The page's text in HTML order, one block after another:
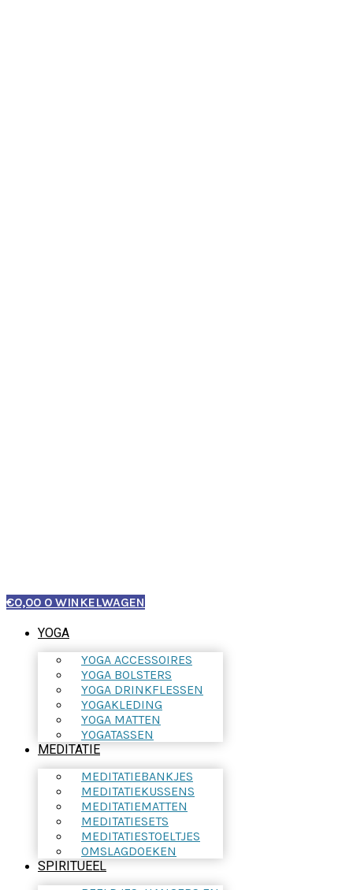
€0,00 0 WINKELWAGEN
YOGA
YOGA ACCESSOIRES
YOGA BOLSTERS
YOGA DRINKFLESSEN
YOGAKLEDING
YOGA MATTEN
YOGATASSEN
MEDITATIE
MEDITATIEBANKJES
MEDITATIEKUSSENS
MEDITATIEMATTEN
MEDITATIESETS
MEDITATIESTOELTJES
OMSLAGDOEKEN
SPIRITUEEL